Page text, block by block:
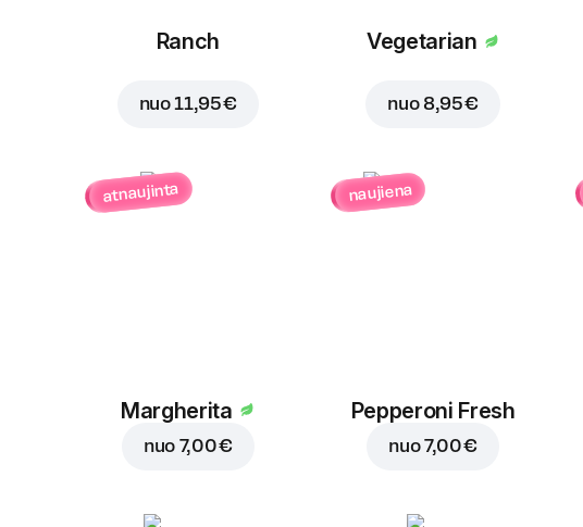
Ranch
nuo11,95 €
Vegetarian
nuo 8,95 €
atnaujinta
Margherita
nuo 7,00 €
naujiena
Pepperoni Fresh
nuo7,00 €